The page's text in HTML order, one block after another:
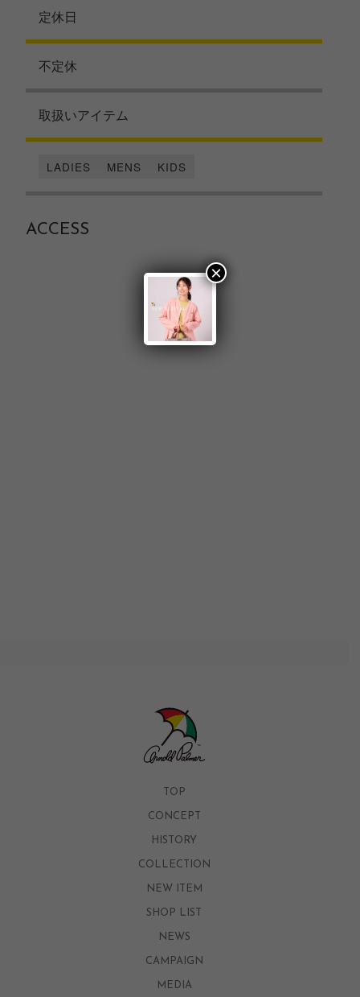
定休日
不定休
取扱いアイテム
LADIES MENS KIDS
ACCESS
TOP
CONCEPT
HISTORY
COLLECTION
NEW ITEM
SHOP LIST
NEWS
CAMPAIGN
MEDIA
×